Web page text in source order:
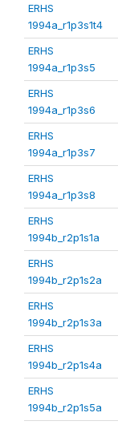
ERHS
1994a_r1p3s1t4
ERHS
1994a_r1p3s5
ERHS
1994a_r1p3s6
ERHS
1994a_r1p3s7
ERHS
1994a_r1p3s8
ERHS
1994b_r2p1s1a
ERHS
1994b_r2p1s2a
ERHS
1994b_r2p1s3a
ERHS
1994b_r2p1s4a
ERHS
1994b_r2p1s5a